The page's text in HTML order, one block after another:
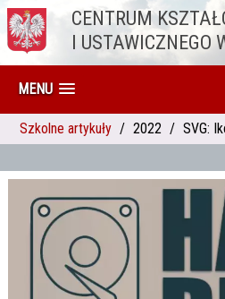
Przejdź do treściCENTRUM
I USTAWICZNEGO
MENU
Szkolne artykuły 2022 SVG: